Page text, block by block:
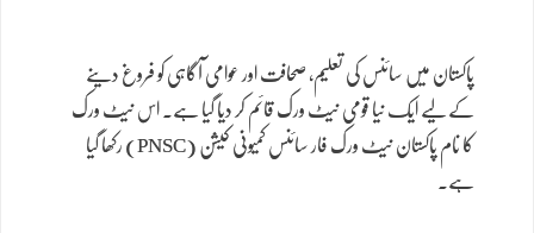
پاکستان میں سائنس کی تعلیم، صحافت اور عوامی آگاہی کو فروغ دینے
کے لیے ایک نیا قومی نیٹ ورک قائم کر دیا گیا ہے۔ اس نیٹ ورک
کا نام پاکستان نیٹ ورک فار سائنس کمیونی کیشن (PNSC) رکھا گیا
ہے۔